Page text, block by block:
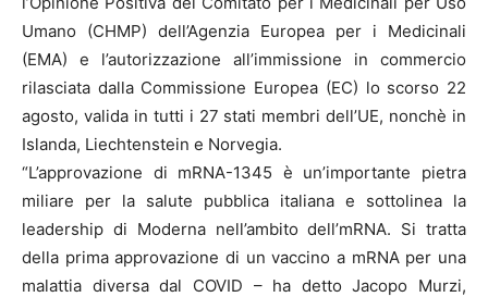
Umano (CHMP) dell’Agenzia Europea per i Medicinali
(EMA) e l’autorizzazione all’immissione in commercio
rilasciata dalla Commissione Europea (EC) lo scorso 22
agosto, valida in tutti i 27 stati membri dell’UE, nonchè in
Islanda, Liechtenstein e Norvegia.
“L’approvazione di mRNA-1345 è un’importante pietra
miliare per la salute pubblica italiana e sottolinea la
leadership di Moderna nell’ambito dell’mRNA. Si tratta
della prima approvazione di un vaccino a mRNA per una
malattia diversa dal COVID – ha detto Jacopo Murzi,